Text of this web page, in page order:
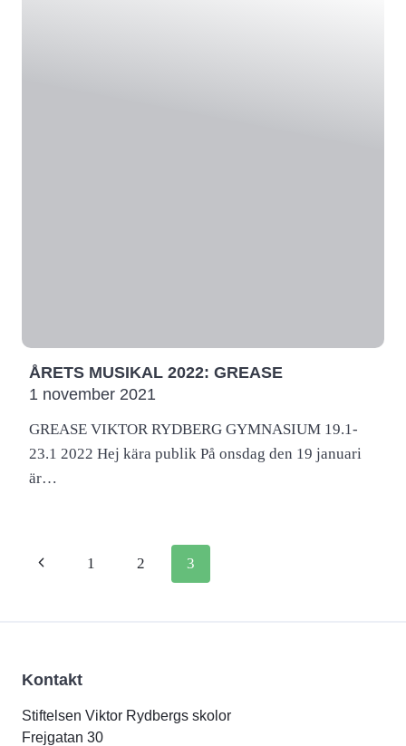
ÅRETS MUSIKAL 2022: GREASE
1 november 2021
GREASE VIKTOR RYDBERG GYMNASIUM 19.1-
23.1 2022 Hej kära publik På onsdag den 19 januari
är…
Page
Previous1 2 3
Kontakt
Stiftelsen Viktor Rydbergs skolor
Frejgatan 30